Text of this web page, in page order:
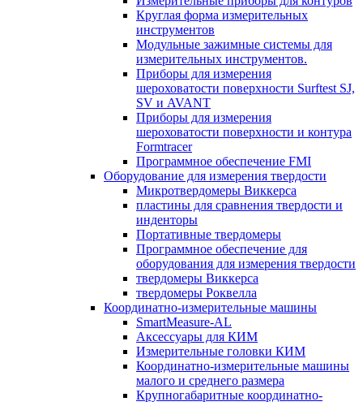
Круглая форма измерительных
инструментов
Модульные зажимные системы для
измерительных инструментов.
Приборы для измерения
шероховатости поверхности Surftest SJ,
SV и AVANT
Приборы для измерения
шероховатости поверхности и контура
Formtracer
Программное обеспечение FMI
Оборудование для измерения твердости
Микротвердомеры Виккерса
пластины для сравнения твердости и
инденторы
Портативные твердомеры
Программное обеспечение для
оборудования для измерения твердости
твердомеры Виккерса
твердомеры Роквелла
Координатно-измерительные машины
SmartMeasure-AL
Аксессуары для КИМ
Измерительные головки КИМ
Координатно-измерительные машины
малого и среднего размера
Крупногабаритные координатно-